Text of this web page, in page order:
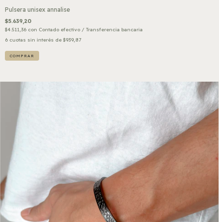
Pulsera unisex annalise
$5.639,20
$4.511,36 con Contado efectivo / Transferencia bancaria
6 cuotas sin interés de $939,87